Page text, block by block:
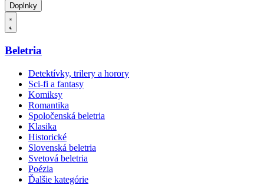
Doplnky
Beletria
Detektívky, trilery a horory
Sci-fi a fantasy
Komiksy
Romantika
Spoločenská beletria
Klasika
Historické
Slovenská beletria
Svetová beletria
Poézia
Ďalšie kategórie